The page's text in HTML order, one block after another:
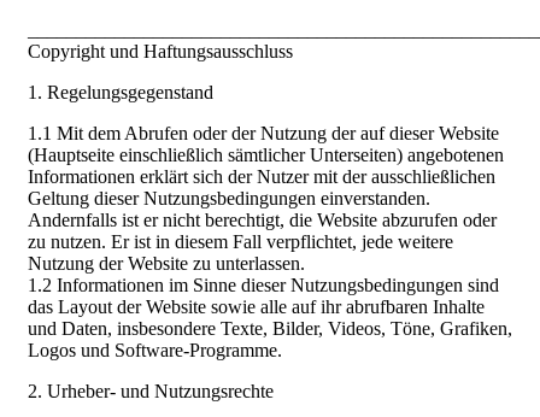
Copyright und Haftungsausschluss
1. Regelungsgegenstand
1.1 Mit dem Abrufen oder der Nutzung der auf dieser Website
(Hauptseite einschließlich sämtlicher Unterseiten) angebotenen
Informationen erklärt sich der Nutzer mit der ausschließlichen
Geltung dieser Nutzungsbedingungen einverstanden.
Andernfalls ist er nicht berechtigt, die Website abzurufen oder
zu nutzen. Er ist in diesem Fall verpflichtet, jede weitere
Nutzung der Website zu unterlassen.
1.2 Informationen im Sinne dieser Nutzungsbedingungen sind
das Layout der Website sowie alle auf ihr abrufbaren Inhalte
und Daten, insbesondere Texte, Bilder, Videos, Töne, Grafiken,
Logos und Software-Programme.
2. Urheber- und Nutzungsrechte